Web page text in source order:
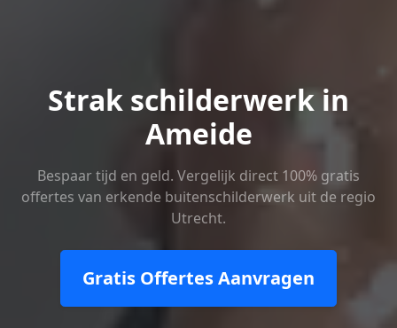
Strak schilderwerk in
Ameide
Bespaar tijd en geld. Vergelijk direct 100% gratis
offertes van erkende buitenschilderwerk uit de regio
Utrecht.
Gratis Offertes Aanvragen